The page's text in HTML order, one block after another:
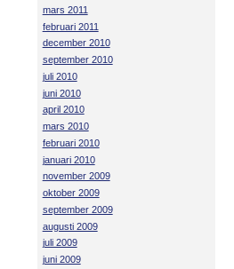
mars 2011
februari 2011
december 2010
september 2010
juli 2010
juni 2010
april 2010
mars 2010
februari 2010
januari 2010
november 2009
oktober 2009
september 2009
augusti 2009
juli 2009
juni 2009